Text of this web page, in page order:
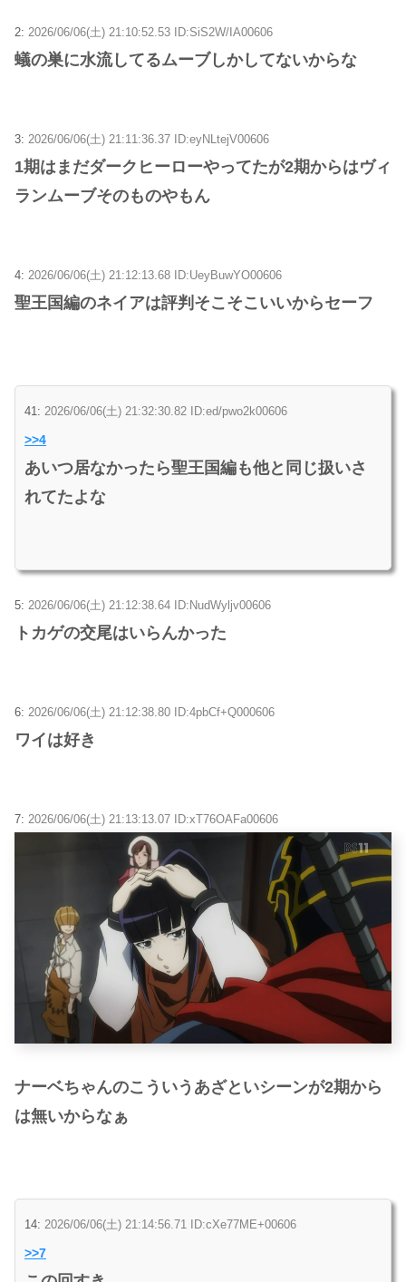
2: 2026/06/06(土) 21:10:52.53 ID:SiS2W/IA00606
蟻の巣に水流してるムーブしかしてないからな
3: 2026/06/06(土) 21:11:36.37 ID:eyNLtejV00606
1期はまだダークヒーローやってたが2期からはヴィ
ランムーブそのものやもん
4: 2026/06/06(土) 21:12:13.68 ID:UeyBuwYO00606
聖王国編のネイアは評判そこそこいいからセーフ
41: 2026/06/06(土) 21:32:30.82 ID:ed/pwo2k00606
>>4
あいつ居なかったら聖王国編も他と同じ扱いさ
れてたよな
5: 2026/06/06(土) 21:12:38.64 ID:NudWyljv00606
トカゲの交尾はいらんかった
6: 2026/06/06(土) 21:12:38.80 ID:4pbCf+Q000606
ワイは好き
7: 2026/06/06(土) 21:13:13.07 ID:xT76OAFa00606
ナーベちゃんのこういうあざといシーンが2期から
は無いからなぁ
14: 2026/06/06(土) 21:14:56.71 ID:cXe77ME+00606
>>7